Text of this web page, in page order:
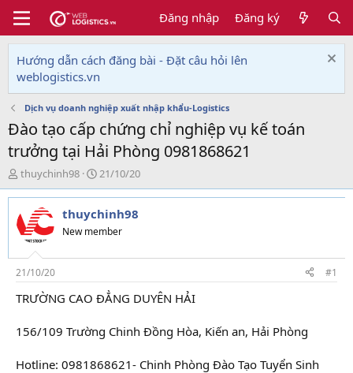
Đăng nhập Đăng ký
Hướng dẫn cách đăng bài - Đặt câu hỏi lên
weblogistics.vn
Dịch vụ doanh nghiệp xuất nhập khẩu-Logistics
Đào tạo cấp chứng chỉ nghiệp vụ kế toán
trưởng tại Hải Phòng 0981868621
T
h
r
e
a
d
s
t
a
r
e
thuychinh98
N
g
à
y
g
i
21/10/20
thuychinh98
New member
21/10/20 #1
TRƯỜNG CAO ĐẲNG DUYÊN HẢI
156/109 Trường Chinh Đồng Hòa, Kiến an, Hải Phòng
Hotline: 0981868621- Chinh Phòng Đào Tạo Tuyển Sinh